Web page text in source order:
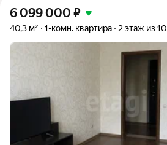
6 099 000 ₽
40,3 м² 1-комн. квартира 2 этаж из 10